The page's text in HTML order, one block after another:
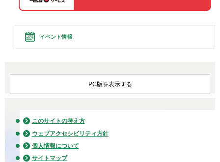
イベント情報
PC版を表示する
このサイトの考え方
ウェブアクセシビリティ方針
個人情報について
サイトマップ